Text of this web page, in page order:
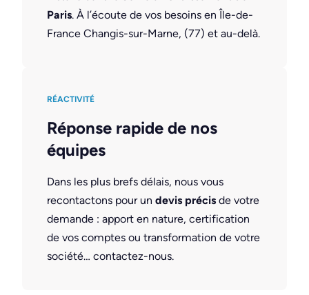
Paris. À l’écoute de vos besoins en Île-de-
France Changis-sur-Marne, (77) et au-delà.
RÉACTIVITÉ
Réponse rapide de nos
équipes
Dans les plus brefs délais, nous vous
recontactons pour un devis précis de votre
demande : apport en nature, certification
de vos comptes ou transformation de votre
société… contactez-nous.